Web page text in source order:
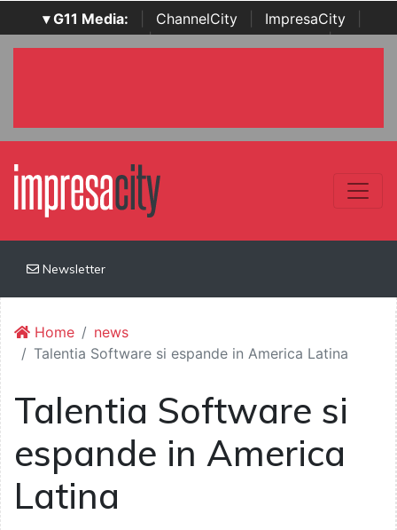
▾ G11 Media: ChannelCity ImpresaCity
SecurityOpenLab | Italian Channel Awards | Italian
Newsletter
Home
news
Talentia Software si espande in America Latina
Talentia Software si
espande in America
Latina